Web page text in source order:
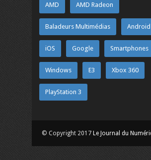
AMD AMD Radeon
Baladeurs Multimédias Android
iOS Google Smartphones
Windows E3 Xbox 360
PlayStation 3
© Copyright 2017 Le Journal du